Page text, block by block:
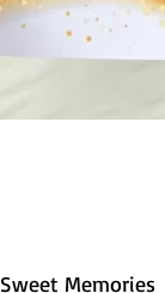
Sweet Memories